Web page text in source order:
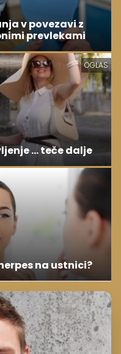
v povezavi z
prevlekami
OGLAS
... teče dalje
na ustnici?